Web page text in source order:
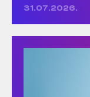
31.07.2026.